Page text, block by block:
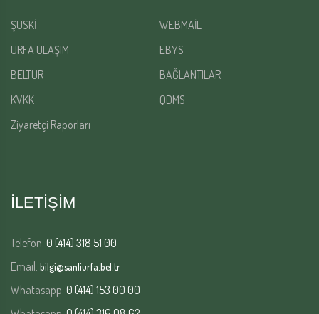
ŞUSKİ
WEBMAİL
URFA ULAŞIM
EBYS
BELTUR
BAĞLANTILAR
KVKK
QDMS
Ziyaretçi Raporları
İLETİŞİM
Telefon: 0 (414) 318 51 00
Email: bilgi@sanliurfa.bel.tr
Whatasapp: 0 (414) 153 00 00